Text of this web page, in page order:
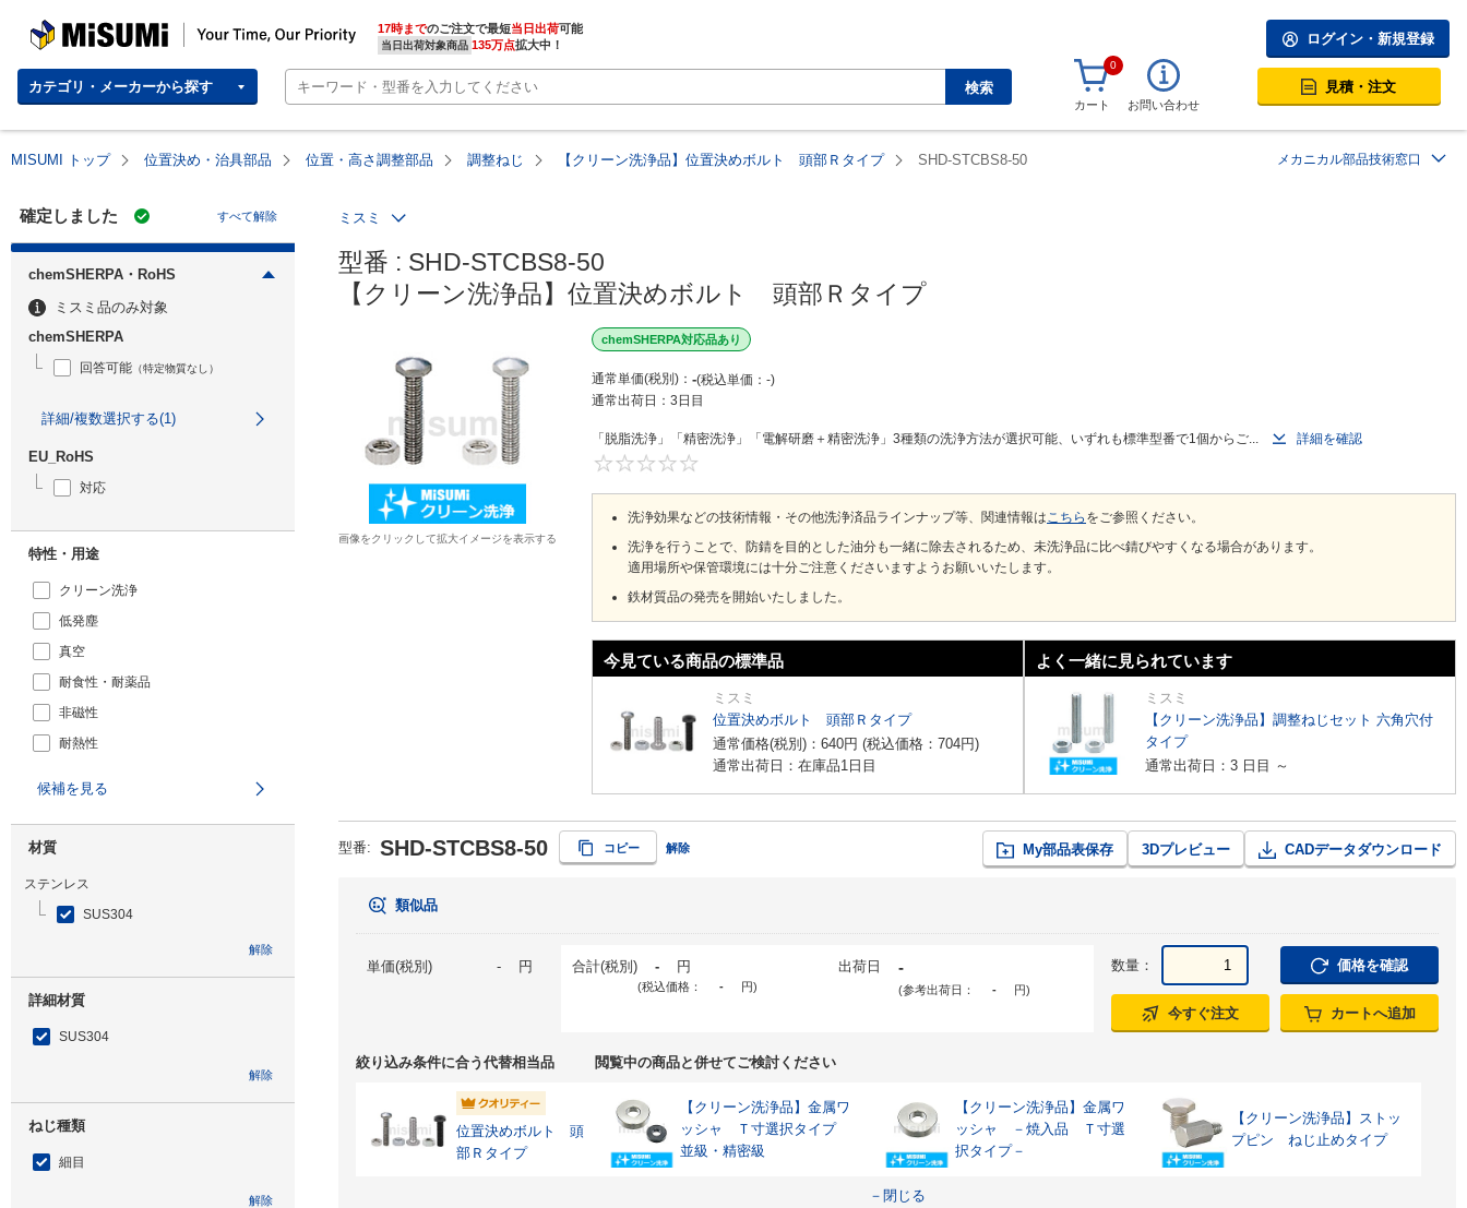
MISUMI | Your Time, Our Priority 17時までのご注文で最短当日出荷
当日出荷対象商品 135万点拡大中！
カテゴリ・メーカーから探す 検索
ログイン・新規登録
0
カート お問い合わせ
見積・注文
MISUMI トップ 位置決め・治具部品 位置・高さ調整部品 調整ねじ 【クリーン洗浄品】位置決めボルト 頭部Ｒタイプ SHD-STCBS8-50 メカニカル部品技術窓口
確定しました すべて解除
chemSHERPA・RoHS
ミスミ品のみ対象
chemSHERPA
回答可能 （特定物質なし）
詳細/複数選択する(1)
EU_RoHS
対応
特性・用途
クリーン洗浄
低発塵
真空
耐食性・耐薬品
非磁性
耐熱性
候補を見る
材質
ステンレス
SUS304
解除
詳細材質
SUS304
解除
ねじ種類
細目
解除
ミスミ
型番 : SHD-STCBS8-50
【クリーン洗浄品】位置決めボルト　頭部Ｒタイプ
画像をクリックして拡大イメージを表示する
chemSHERPA対応品あり
通常単価(税別) - 税込単価
-
通常出荷日： 3日目
「脱脂洗浄」「精密洗浄」「電解研磨＋精密洗浄」3種類の洗浄方法が選択可能、いずれも標準型番で1個からご...
詳細を確認
洗浄効果などの技術情報・その他洗浄済品ラインナップ等、関連情報はこちら をご参照ください。
洗浄を行うことで、防錆を目的とした油分も一緒に除去されるため、未洗浄品に比べ錆びやすくなる場合があります。
適用場所や保管環境には十分ご注意くださいますようお願いいたします。
鉄材質品の発売を開始いたしました。
今見ている商品の標準品
ミスミ
位置決めボルト 頭部Ｒタイプ
通常価格(税別)： 640円 (税込価格： 704円)
通常出荷日：在庫品1日目
よく一緒に見られています
ミスミ
【クリーン洗浄品】調整ねじセット 六角穴付
タイプ
通常出荷日：3 日目 ～
型番: SHD-STCBS8-50 コピー 解除 My部品表保存 3Dプレビュー CADデータダウンロード
類似品
単価(税別) - 円 合計(税別) - 円
(税込価格： - 円)
出荷日 -
(参考出荷日： - 円)
数量： 価格を確認
今すぐ注文 カートへ追加
絞り込み条件に合う代替相当品
位置決めボルト 頭
部Ｒタイプ
閲覧中の商品と併せてご検討ください
【クリーン洗浄品】金属ワ
ッシャ Ｔ寸選択タイプ
並級・精密級
【クリーン洗浄品】金属ワ
ッシャ －焼入品 Ｔ寸選
択タイプ－
【クリーン洗浄品】ストッ
プピン ねじ止めタイプ
－閉じる